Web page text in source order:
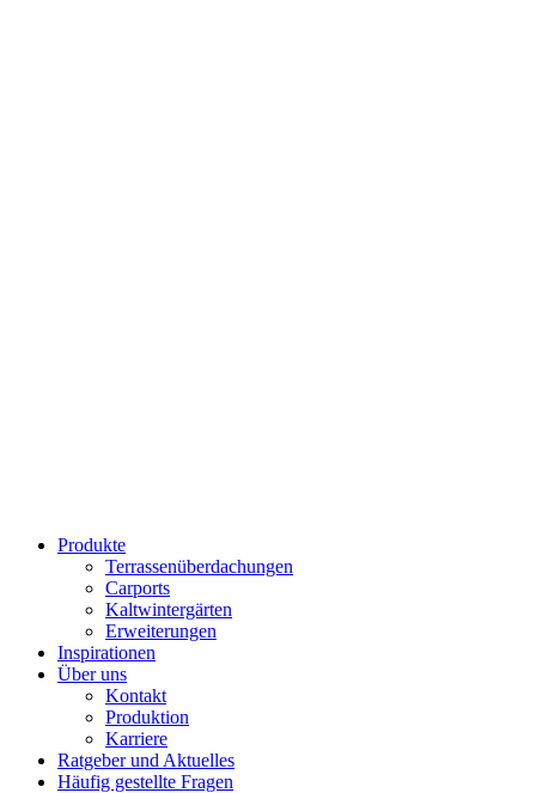
Produkte
Terrassenüberdachungen
Carports
Kaltwintergärten
Erweiterungen
Inspirationen
Über uns
Kontakt
Produktion
Karriere
Ratgeber und Aktuelles
Häufig gestellte Fragen